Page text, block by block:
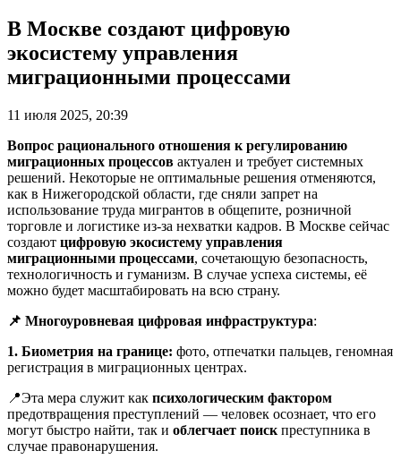
В Москве создают цифровую
экосистему управления
миграционными процессами
11 июля 2025, 20:39
Вопрос рационального отношения к регулированию
миграционных процессов актуален и требует системных
решений. Некоторые не оптимальные решения отменяются,
как в Нижегородской области, где сняли запрет на
использование труда мигрантов в общепите, розничной
торговле и логистике из-за нехватки кадров. В Москве сейчас
создают цифровую экосистему управления
миграционными процессами, сочетающую безопасность,
технологичность и гуманизм. В случае успеха системы, её
можно будет масштабировать на всю страну.
📌 Многоуровневая цифровая инфраструктура:
1. Биометрия на границе: фото, отпечатки пальцев, геномная
регистрация в миграционных центрах.
📍Эта мера служит как психологическим фактором
предотвращения преступлений — человек осознает, что его
могут быстро найти, так и облегчает поиск преступника в
случае правонарушения.